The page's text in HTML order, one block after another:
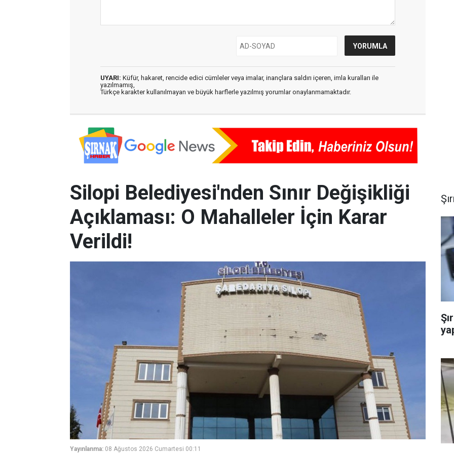
UYARI: Küfür, hakaret, rencide edici cümleler veya imalar, inançlara saldırı içeren, imla kuralları ile
yazılmamış,
Türkçe karakter kullanılmayan ve büyük harflerle yazılmış yorumlar onaylanmamaktadır.
Silopi Belediyesi'nden Sınır Değişikliği
Açıklaması: O Mahalleler İçin Karar
Verildi!
Yayınlanma: 08 Ağustos 2026 Cumartesi 00:11